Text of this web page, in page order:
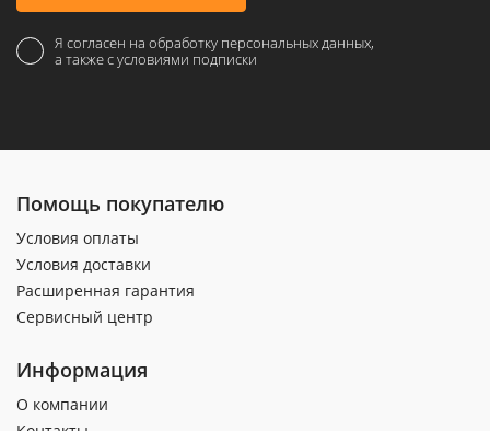
Я согласен на обработку персональных данных,
а также с условиями подписки
Помощь покупателю
Условия оплаты
Условия доставки
Расширенная гарантия
Сервисный центр
Информация
О компании